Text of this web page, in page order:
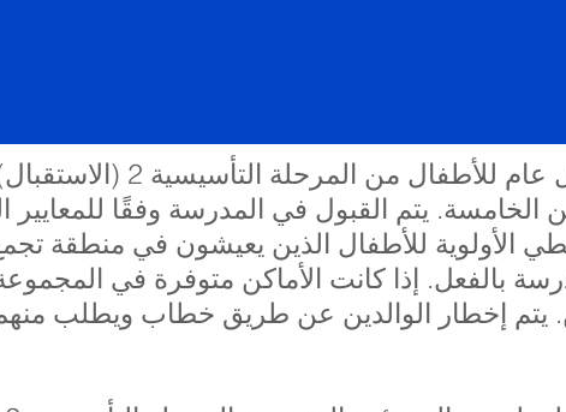
لدينا مدخل واحد كل عام
الخامسة. يتم القبول في المدرسة وفقًا
الأولوية للأطفال الذين يعيشون في منطقة
بالفعل. إذا كانت الأماكن متوفرة في
يتم إخطار الوالدين عن طريق خطاب ويطلب